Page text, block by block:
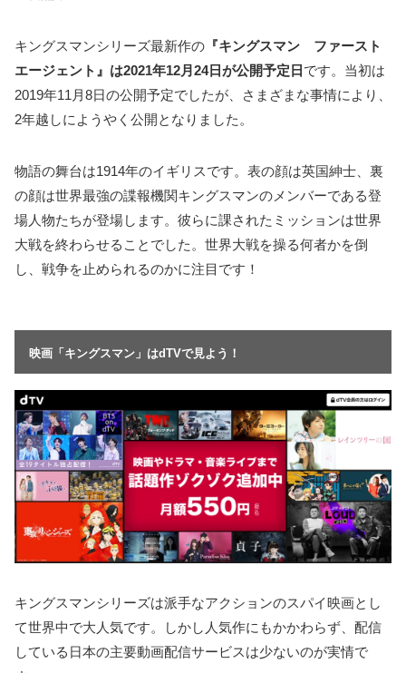
キングスマンシリーズ最新作の 『キングスマン ファースト
エージェント』は2021年12月24日が公開予定日 です。当初は
2019年11月8日の公開予定でしたが、さまざまな事情により、
2年越しにようやく公開となりました。
物語の舞台は1914年のイギリスです。表の顔は英国紳士、裏
の顔は世界最強の諜報機関キングスマンのメンバーである登
場人物たちが登場します。彼らに課されたミッションは世界
大戦を終わらせることでした。世界大戦を操る何者かを倒
し、戦争を止められるのかに注目です！
映画「キングスマン」はdTVで見よう！
キングスマンシリーズは派手なアクションのスパイ映画とし
て世界中で大人気です。しかし人気作にもかかわらず、配信
している日本の主要動画配信サービスは少ないのが実情で